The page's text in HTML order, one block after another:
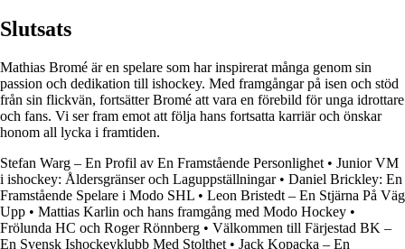
Slutsats
Mathias Bromé är en spelare som har inspirerat många genom sin
passion och dedikation till ishockey. Med framgångar på isen och stöd
från sin flickvän, fortsätter Bromé att vara en förebild för unga idrottare
och fans. Vi ser fram emot att följa hans fortsatta karriär och önskar
honom all lycka i framtiden.
Stefan Warg – En Profil av En Framstående Personlighet • Junior VM
i ishockey: Åldersgränser och Laguppställningar• Daniel Brickley: En
Framstående Spelare i Modo SHL • Leon Bristedt – En Stjärna På Väg
Upp • Mattias Karlin och hans framgång med Modo Hockey •
Frölunda HC och Roger Rönnberg • Välkommen till Färjestad BK –
En Svensk Ishockeyklubb Med Stolthet • Jack Kopacka – En